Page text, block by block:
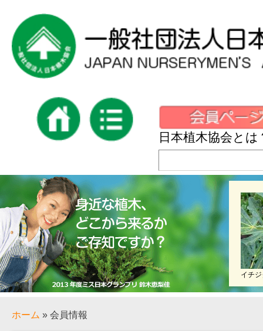
日本植木協会とは
イチ
ホーム » 会員情報